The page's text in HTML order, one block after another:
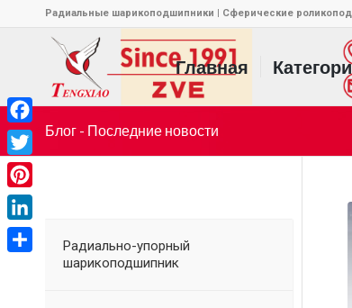
Радиальные шарикоподшипники | Сферические
Главная
Блог - Последние новости
Радиально-упорный
шарикоподшипник
Facebook
Twitter
Pinterest
LinkedIn
Отправить